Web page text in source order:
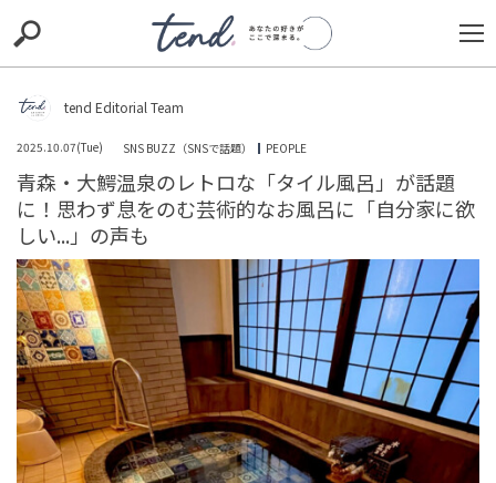
trill nordot RECOMMEND ARENA TOP
小島みゆさんの田植え投稿に批判と注意喚起！農作業中
の事故リスクと初心者の農機具の安全性を考える
tend Editorial Team
2025.10.07(Tue) SNS BUZZ（SNSで話題） PEOPLE
青森・大鰐温泉のレトロな「タイル風呂」が話題
に！思わず息をのむ芸術的なお風呂に「自分家に欲
しい...」の声も